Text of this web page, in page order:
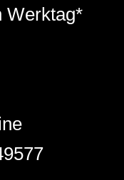
Werktag*